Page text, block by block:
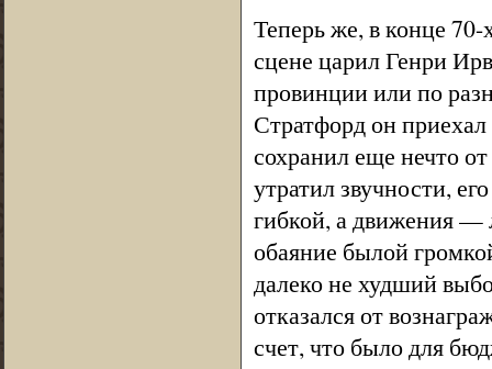
Теперь же, в конце
сцене царил Генри
провинции или по
Стратфорд он
сохранил еще нечто
утратил звучности,
гибкой, а движения —
обаяние былой
далеко не худший
отказался от
счет, что было для